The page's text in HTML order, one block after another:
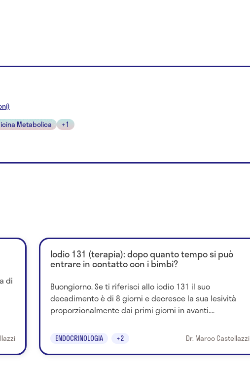
Metabolica +1
di
Iodio 131 (terapia): dopo quanto tempo si può
entrare in contatto con i bimbi?
Buongiorno. Se ti riferisci allo iodio 131 il suo
decadimento è di 8 giorni e decresce la sua lesività
proporzionalmente dai primi giorni in avanti....
ENDOCRINOLOGIA +2 Dr. Marco Castellazzi